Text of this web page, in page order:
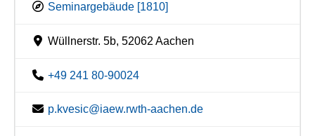
Seminargebäude [1810]
Wüllnerstr. 5b, 52062 Aachen
+49 241 80-90024
p.kvesic@iaew.rwth-aachen.de